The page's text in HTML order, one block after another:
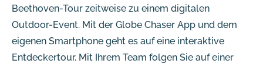
Beethoven-Tour zeitweise zu einem digitalen
Outdoor-Event. Mit der Globe Chaser App und dem
eigenen Smartphone geht es auf eine interaktive
Entdeckertour. Mit Ihrem Team folgen Sie auf einer